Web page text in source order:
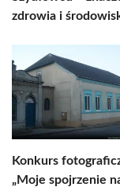
zdrowia i
Konkurs
„Moje spojrzenie